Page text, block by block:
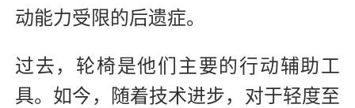
动能力受限的后遗症。
过去，轮椅是他们主要的行动辅助工
具。如今，随着技术进步，对于轻度至